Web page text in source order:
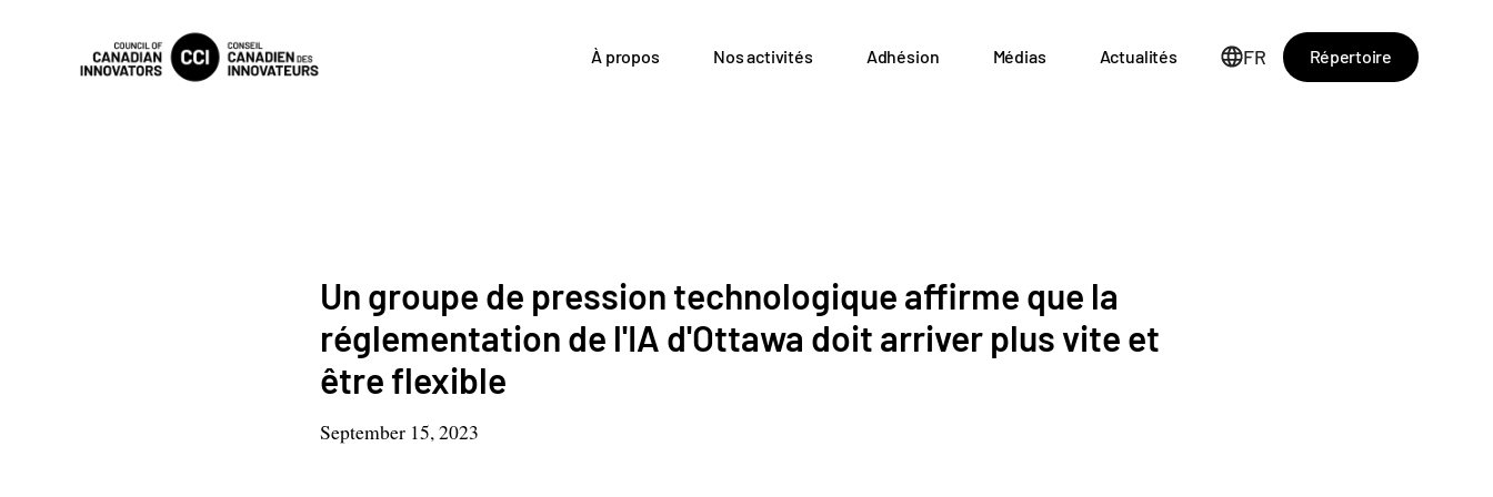
À propos Nos activités Adhésion Médias Actualités FR Répertoire
Un groupe de pression technologique affirme que la
réglementation de l'IA d'Ottawa doit arriver plus vite et
être flexible
September 15, 2023